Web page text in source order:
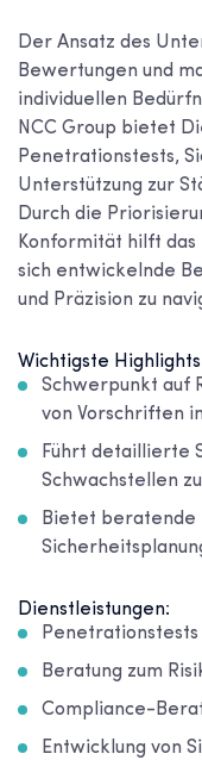
Der Ansatz des
Bewertungen und
individuellen
NCC Group bietet
Penetrationstests,
Unterstützung zur
Durch die
Konformität hilft das
sich entwickelnde
und Präzision zu
Wichtigste
Schwerpunkt auf
von Vorschriften
Führt detaillierte
Schwachstellen
Bietet beratende
Dienstleistungen:
Beratung zum
Compliance-
Entwicklung von